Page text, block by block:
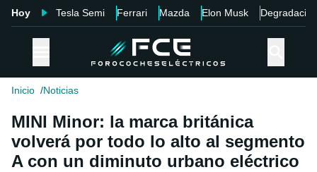
Hoy Tesla Semi Ferrari Mazda Elon Musk Degradación
Inicio Noticias
MINI Minor: la marca británica
volverá por todo lo alto al segmento
A con un diminuto urbano eléctrico